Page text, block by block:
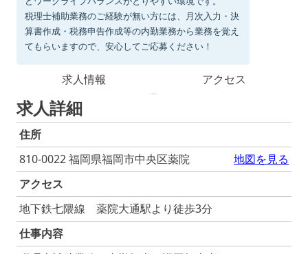
税理士補助業務のご経験が無い方には、月次入力・決
算書作成・税務申告作成等の内勤業務から業務を覚え
てもらいますので、安心してご応募ください！
求人情報 アクセス
求人詳細
住所
810-0022 福岡県福岡市中央区薬院
地図を見る
アクセス
地下鉄七隈線 薬院大通駅より徒歩3分
仕事内容